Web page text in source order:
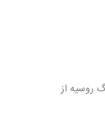
روسیه از